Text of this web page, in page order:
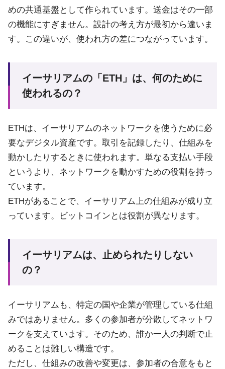
めの共通基盤として作られています。送金はその一部
の機能にすぎません。設計の考え方が最初から違いま
す。この違いが、使われ方の差につながっています。
イーサリアムの「ETH」は、何のために
使われるの？
ETHは、イーサリアムのネットワークを使うために必
要なデジタル資産です。取引を記録したり、仕組みを
動かしたりするときに使われます。単なる支払い手段
というより、ネットワークを動かすための役割を持っ
ています。
ETHがあることで、イーサリアム上の仕組みが成り立
っています。ビットコインとは役割が異なります。
イーサリアムは、止められたりしない
の？
イーサリアムも、特定の国や企業が管理している仕組
みではありません。多くの参加者が分散してネットワ
ークを支えています。そのため、誰か一人の判断で止
めることは難しい構造です。
ただし、仕組みの改善や変更は、参加者の合意をもと